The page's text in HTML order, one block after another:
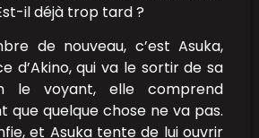
il déjà trop tard ?
de nouveau, c’est Asuka,
d’Akino, qui va le sortir de sa
le voyant, elle comprend
que quelque chose ne va pas.
et Asuka tente de lui ouvrir